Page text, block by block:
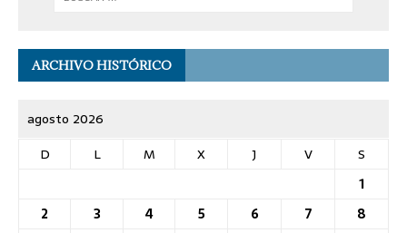
ARCHIVO HISTÓRICO
agosto 2026
D
L M X J V
S
1
2
3 4 5 6 7
8